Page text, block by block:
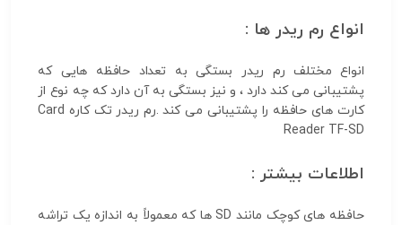
انواع رم ریدر ها :
انواع مختلف رم ریدر بستگی به تعداد حافظه هایی که
پشتیبانی می کند دارد ، و نیز بستگی به آن دارد که چه نوع از
کارت های حافظه را پشتیبانی می کند .رم ریدر تک کاره Card
Reader TF-SD
اطلاعات بیشتر :
حافظه های کوچک مانند SD ها که معمولاً به اندازه یک تراشه